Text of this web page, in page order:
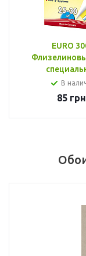
EURO
В
85